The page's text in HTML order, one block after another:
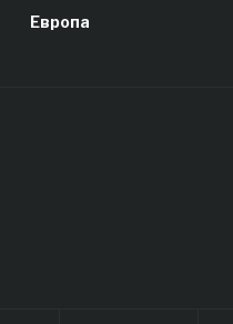
Европа